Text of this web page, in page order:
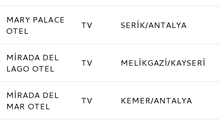
MARY PALACE
OTEL
TV SERİK/ANTALYA
MİRADA DEL
LAGO OTEL
TV MELİKGAZİ/KAYSERİ
MİRADA DEL
MAR OTEL
TV KEMER/ANTALYA